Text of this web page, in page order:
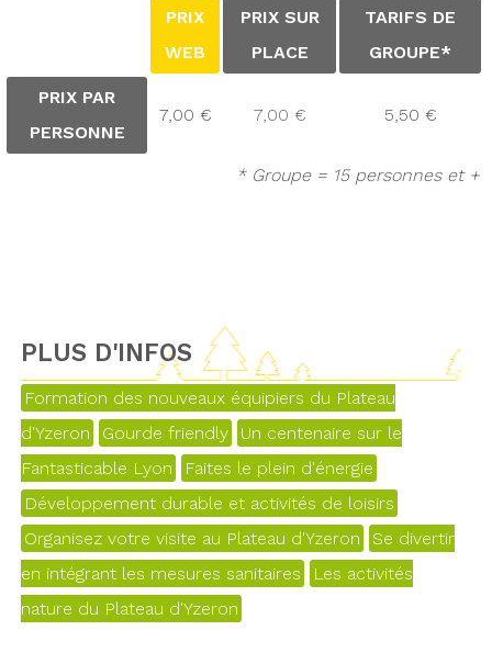
PRIX
WEB
PRIX SUR
PLACE
TARIFS DE
GROUPE*
PRIX PAR
PERSONNE
7,00 € 7,00 € 5,50 €
* Groupe = 15 personnes et +
PLUS D'INFOS
Formation des nouveaux équipiers du Plateau
d'Yzeron
Gourde friendly
Un centenaire sur le
Fantasticable Lyon
Faites le plein d'énergie
Développement durable et activités de loisirs
Organisez votre visite au Plateau d'Yzeron
Se divertir
en intégrant les mesures sanitaires
Les activités
nature du Plateau d'Yzeron